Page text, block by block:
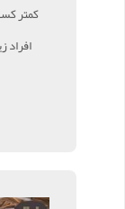
کمتر